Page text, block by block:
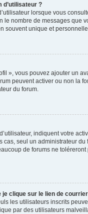
d’utilisateur ?
lorsque vous
nombre de messages que
souvent unique et
», vous pouvez ajouter un
peuvent activer ou non
du forum.
indiquent votre
seul un administrateur
de forums ne
clique sur le lien de
les utilisateurs inscrits
par des utilisateurs